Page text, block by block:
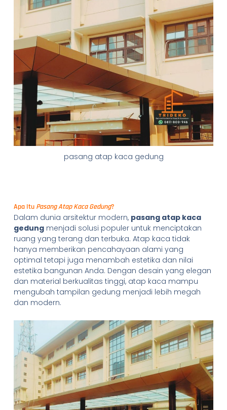
pasang atap kaca gedung
Apa Itu Pasang Atap Kaca Gedung?
Dalam dunia arsitektur modern, pasang atap kaca
gedungmenjadi solusi populer untuk menciptakan
ruang yang terang dan terbuka. Atap kaca tidak
hanya memberikan pencahayaan alami yang
optimal tetapi juga menambah estetika dan nilai
estetika bangunan Anda. Dengan desain yang elegan
dan material berkualitas tinggi, atap kaca mampu
mengubah tampilan gedung menjadi lebih megah
dan modern.